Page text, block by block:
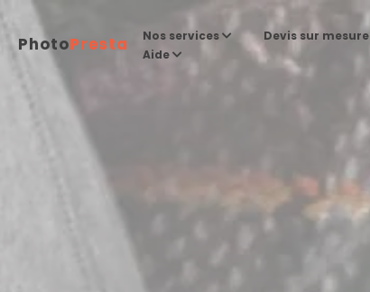
PhotoPresta Nos services Devis sur mesure
Aide